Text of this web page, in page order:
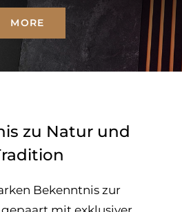
MORE
zu Natur und
Bekenntnis zur